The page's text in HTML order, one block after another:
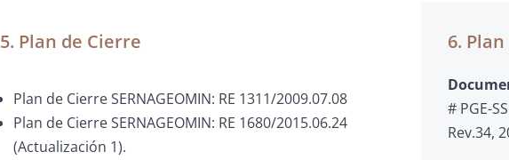
5. Plan de Cierre
Plan de Cierre SERNAGEOMIN: RE 1311/2009.07.08
Plan de Cierre SERNAGEOMIN: RE 1680/2015.06.24
(Actualización 1).
6.
# PGE-
Rev.34,